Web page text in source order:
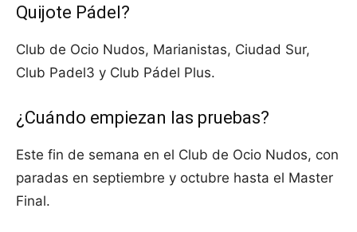
Quijote Pádel?
Club de Ocio Nudos, Marianistas, Ciudad Sur,
Club Padel3 y Club Pádel Plus.
¿Cuándo empiezan las pruebas?
Este fin de semana en el Club de Ocio Nudos, con
paradas en septiembre y octubre hasta el Master
Final.